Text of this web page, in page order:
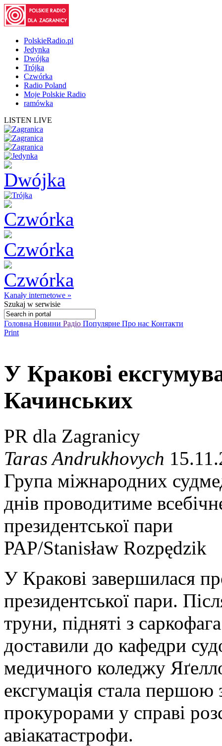
PolskieRadio.pl
Jedynka
Dwójka
Trójka
Czwórka
Radio Poland
Moje Polskie Radio
ramówka
LISTEN LIVE
Kanały internetowe »
Szukaj w serwisie
Головна Новини Радіо Популярне Про нас Контакти
Print
У Кракові
Качинських
PR dla Zagranicy
Taras Andrukhovych
Група міжнародних
днів проводитиме
президентської пари
PAP/Stanisław Rozpędzik
У Кракові завершилася
президентської пари.
труни, підняті з
доставили до кафедри
медичного коледжу
ексгумація стала першою
прокурорами у справі
авіакатастрофи.